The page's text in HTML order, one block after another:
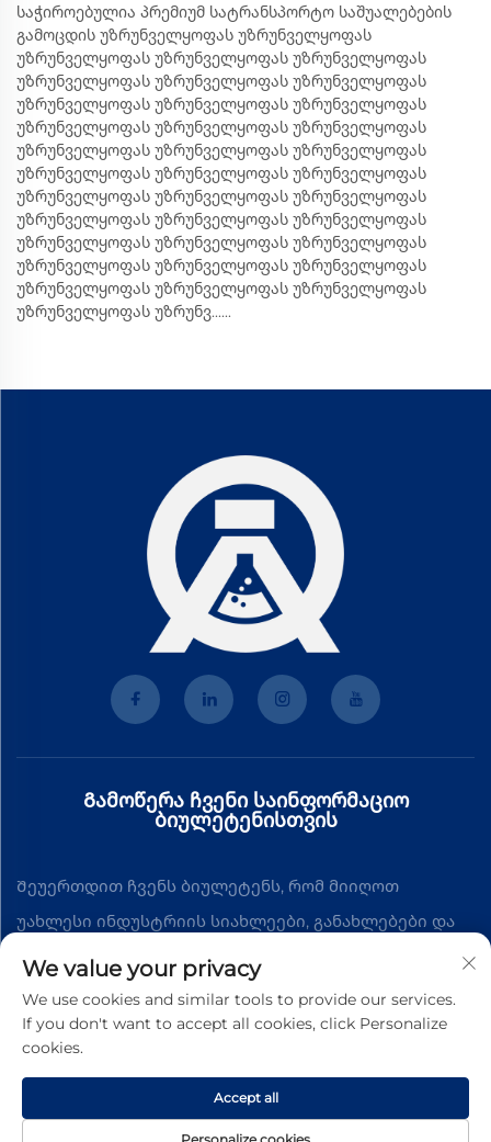
საჭიროებულია პრემიუმ სატრანსპორტო საშუალებების
გამოცდის უზრუნველყოფას უზრუნველყოფას
უზრუნველყოფას უზრუნველყოფას უზრუნველყოფას
უზრუნველყოფას უზრუნველყოფას უზრუნველყოფას
უზრუნველყოფას უზრუნველყოფას უზრუნველყოფას
უზრუნველყოფას უზრუნველყოფას უზრუნველყოფას
უზრუნველყოფას უზრუნველყოფას უზრუნველყოფას
უზრუნველყოფას უზრუნველყოფას უზრუნველყოფას
უზრუნველყოფას უზრუნველყოფას უზრუნველყოფას
უზრუნველყოფას უზრუნველყოფას უზრუნველყოფას
უზრუნველყოფას უზრუნველყოფას უზრუნველყოფას
უზრუნველყოფას უზრუნველყოფას უზრუნველყოფას
უზრუნველყოფას უზრუნველყოფას უზრუნველყოფას
უზრუნველყოფას უზრუნვ......
Გამოწერა ჩვენი საინფორმაციო
ბიულეტენისთვის
Შეუერთდით ჩვენს ბიულეტენს, რომ მიიღოთ
უახლესი ინდუსტრიის სიახლეები, განახლებები და
შეხედულებები ჩვენი გუნდისგან.
Გამოწერა
Ავტორის უფლებები © 2026 გუანჯჟოუ ტუოდე ქიმიური
We value your privacy
We use cookies and similar tools to provide our services.
If you don't want to accept all cookies, click Personalize
cookies.
Accept all